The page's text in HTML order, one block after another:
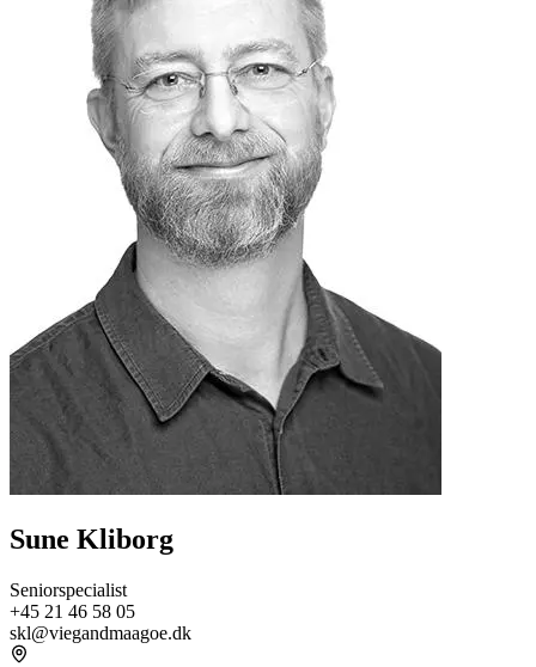
Sune Kliborg
Seniorspecialist
+45 21 46 58 05
skl@viegandmaagoe.dk